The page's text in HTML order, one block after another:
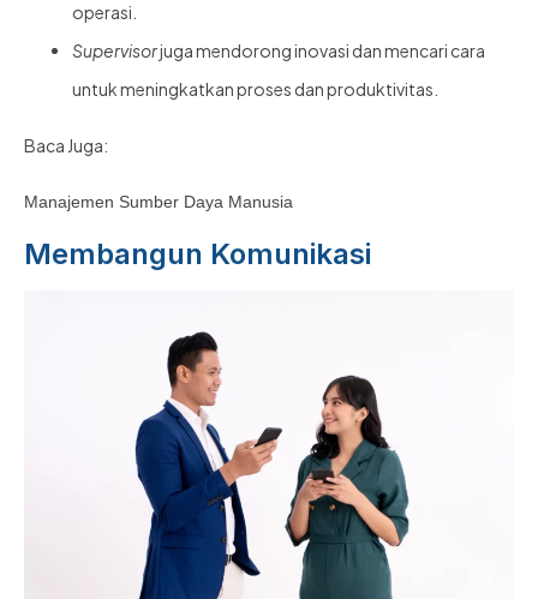
operasi.
Supervisorjuga mendorong inovasi dan mencari cara
untuk meningkatkan proses dan produktivitas.
Baca Juga:
Manajemen Sumber Daya Manusia
Membangun Komunikasi